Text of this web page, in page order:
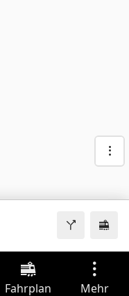
Fahrplan Mehr